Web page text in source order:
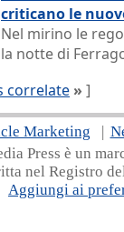
criticano le
Nel mirino le
la notte di
correlate » ]
Marketing |
Press è un
nel Registro
Aggiungi ai